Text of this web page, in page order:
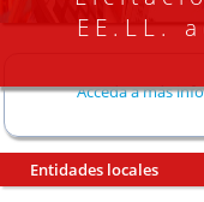
EE.LL.
Acceda a más
Entidades locales